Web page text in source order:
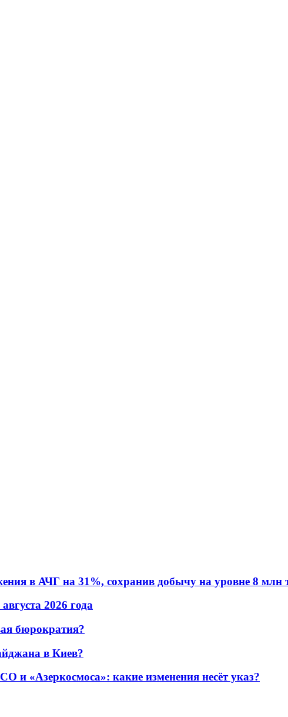
в АЧГ на 31%, сохранив добычу на уровне 8 млн
2026 года
бюрократия?
в Киев?
и «Азеркосмоса»: какие изменения несёт указ?